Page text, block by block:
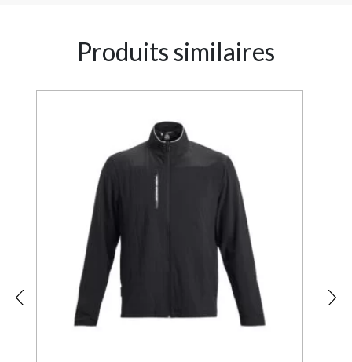
Produits similaires